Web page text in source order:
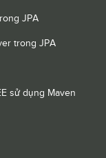
JPA
trong JPA
sử dụng Maven